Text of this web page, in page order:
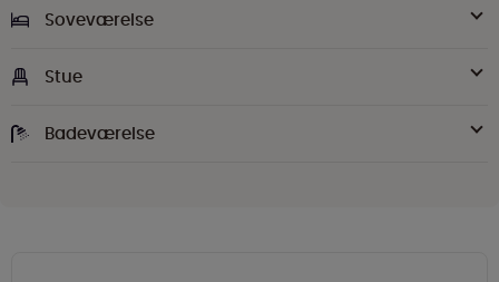
Soveværelse
Stue
Badeværelse